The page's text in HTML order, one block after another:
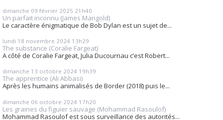
dimanche 09 février 2025 21h40
Un parfait inconnu (James Mangold)
Le caractère énigmatique de Bob Dylan est un sujet de...
lundi 18 novembre 2024 13h29
The substance (Coralie Fargeat)
A côté de Coralie Fargeat, Julia Ducournau c’est Robert...
dimanche 13 octobre 2024 19h39
The apprentice (Ali Abbasi)
Après les humains animalisés de Border (2018) puis le...
dimanche 06 octobre 2024 17h20
Les graines du figuier sauvage (Mohammad Rasoulof)
Mohammad Rasoulof est sous surveillance des autorités...